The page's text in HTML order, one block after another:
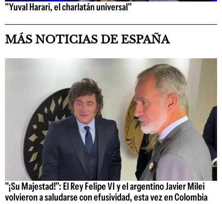
"Yuval Harari, el charlatán universal"
MÁS NOTICIAS DE ESPAÑA
"¡Su Majestad!": El Rey Felipe VI y el argentino Javier Milei
volvieron a saludarse con efusividad, esta vez en Colombia